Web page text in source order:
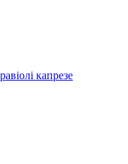
капрезе